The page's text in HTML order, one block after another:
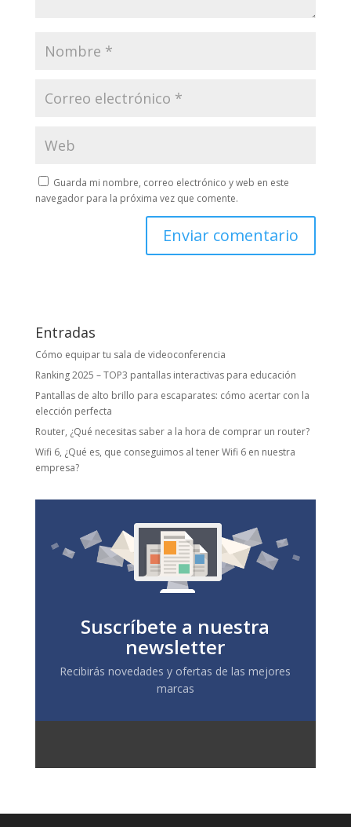
Guarda mi nombre, correo electrónico y web en este
navegador para la próxima vez que comente.
Entradas
Cómo equipar tu sala de videoconferencia
Ranking 2025 – TOP3 pantallas interactivas para educación
Pantallas de alto brillo para escaparates: cómo acertar con la
elección perfecta
Router, ¿Qué necesitas saber a la hora de comprar un router?
Wifi 6, ¿Qué es, que conseguimos al tener Wifi 6 en nuestra
empresa?
Suscríbete a nuestra
newsletter
Recibirás novedades y ofertas de las mejores
marcas